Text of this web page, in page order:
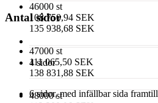
46000 st
108 750,94 SEK
135 938,68 SEK
47000 st
111 065,50 SEK
138 831,88 SEK
48000 st
Antal sidor
4 sidor
6 sidor, med infällbar sida framtill